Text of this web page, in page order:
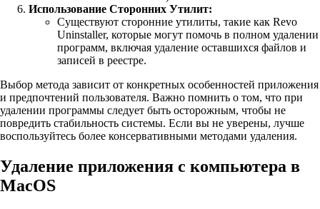
Использование Сторонних Утилит:
Существуют сторонние утилиты, такие как Revo
Uninstaller, которые могут помочь в полном удалении
программ, включая удаление оставшихся файлов и
записей в реестре.
Выбор метода зависит от конкретных особенностей приложения
и предпочтений пользователя. Важно помнить о том, что при
удалении программы следует быть осторожным, чтобы не
повредить стабильность системы. Если вы не уверены, лучше
воспользуйтесь более консервативными методами удаления.
Удаление приложения с компьютера в
MacOS